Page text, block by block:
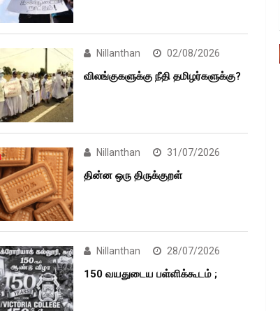
Nillanthan 02/08/2026
விலங்குகளுக்கு நீதி தமிழர்களுக்கு?
Nillanthan 31/07/2026
தின்ன ஒரு திருக்குறள்
Nillanthan 28/07/2026
150 வயதுடைய பள்ளிக்கூடம் ;